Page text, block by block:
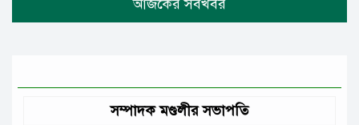
টানা বৃষ্টিতে টাঙ্গাইলে বিপর্যস্ত জনজীবন
এখন টাঙ্গাইলে
সম্পাদক মণ্ডলীর সভাপতি